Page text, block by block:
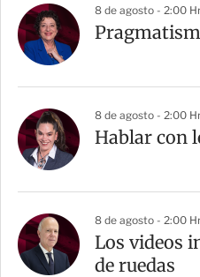
8 de agosto - 2:00
8 de agosto - 2:00
Hablar con
8 de agosto - 2:00
Los videos
de ruedas